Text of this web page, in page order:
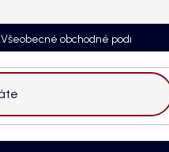
Všeobecné obchodné podmienky